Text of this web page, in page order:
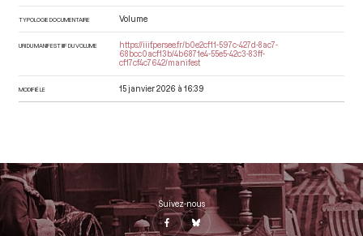
TYPOLOGIE DOCUMENTAIRE Volume
URI DU MANIFEST IIIF DU VOLUME
https://iiif.persee.fr/b0e2cf11-597c-427d-8ac7-
68bcc0acf13b/4b6871e4-55e5-42c3-83ff-
cf17cf4c7642/manifest
MODIFIÉ LE 15 janvier 2026 à 16:39
Suivez-nous